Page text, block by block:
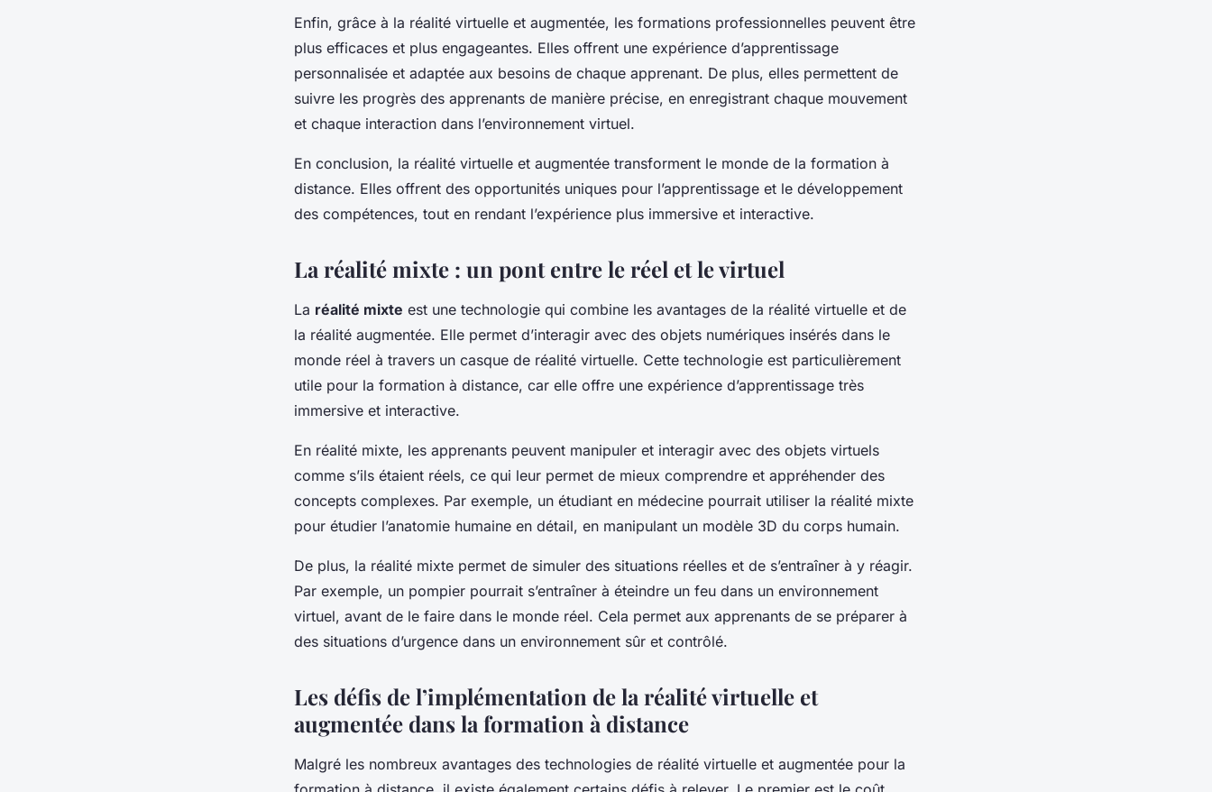
Enfin, grâce à la réalité virtuelle et augmentée, les formations professionnelles peuvent être
plus efficaces et plus engageantes. Elles offrent une expérience d’apprentissage
personnalisée et adaptée aux besoins de chaque apprenant. De plus, elles permettent de
suivre les progrès des apprenants de manière précise, en enregistrant chaque mouvement
et chaque interaction dans l’environnement virtuel.
En conclusion, la réalité virtuelle et augmentée transforment le monde de la formation à
distance. Elles offrent des opportunités uniques pour l’apprentissage et le développement
des compétences, tout en rendant l’expérience plus immersive et interactive.
La réalité mixte : un pont entre le réel et le virtuel
La réalité mixte est une technologie qui combine les avantages de la réalité virtuelle et de
la réalité augmentée. Elle permet d’interagir avec des objets numériques insérés dans le
monde réel à travers un casque de réalité virtuelle. Cette technologie est particulièrement
utile pour la formation à distance, car elle offre une expérience d’apprentissage très
immersive et interactive.
En réalité mixte, les apprenants peuvent manipuler et interagir avec des objets virtuels
comme s’ils étaient réels, ce qui leur permet de mieux comprendre et appréhender des
concepts complexes. Par exemple, un étudiant en médecine pourrait utiliser la réalité mixte
pour étudier l’anatomie humaine en détail, en manipulant un modèle 3D du corps humain.
De plus, la réalité mixte permet de simuler des situations réelles et de s’entraîner à y réagir.
Par exemple, un pompier pourrait s’entraîner à éteindre un feu dans un environnement
virtuel, avant de le faire dans le monde réel. Cela permet aux apprenants de se préparer à
des situations d’urgence dans un environnement sûr et contrôlé.
Les défis de l’implémentation de la réalité virtuelle et
augmentée dans la formation à distance
Malgré les nombreux avantages des technologies de réalité virtuelle et augmentée pour la